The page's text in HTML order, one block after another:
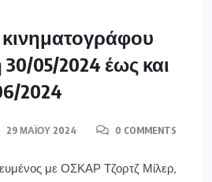
05/2024 έως και
2024
29 ΜΑΪ́ΟΥ 2024 0 COMMENTS
με ΟΣΚΑΡ Τζορτζ Μίλερ,